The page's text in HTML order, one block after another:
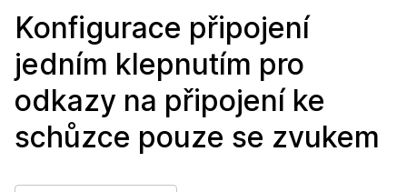
Konfigurace připojení
jedním klepnutím pro
odkazy na připojení ke
schůzce pouze se zvukem